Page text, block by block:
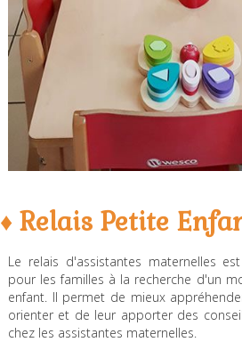
♦ Relais Petite
Le relais d'assistantes maternelles
pour les familles à la recherche d'un
enfant. Il permet de mieux
orienter et de leur apporter des
chez les assistantes maternelles.